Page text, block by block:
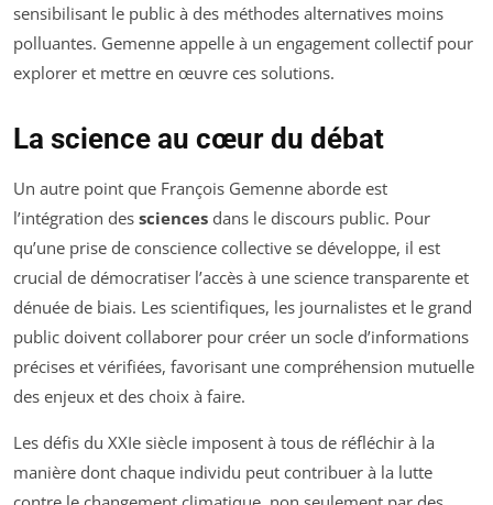
sensibilisant le public à des méthodes alternatives moins
polluantes. Gemenne appelle à un engagement collectif pour
explorer et mettre en œuvre ces solutions.
La science au cœur du débat
Un autre point que François Gemenne aborde est
l’intégration des sciences dans le discours public. Pour
qu’une prise de conscience collective se développe, il est
crucial de démocratiser l’accès à une science transparente et
dénuée de biais. Les scientifiques, les journalistes et le grand
public doivent collaborer pour créer un socle d’informations
précises et vérifiées, favorisant une compréhension mutuelle
des enjeux et des choix à faire.
Les défis du XXIe siècle imposent à tous de réfléchir à la
manière dont chaque individu peut contribuer à la lutte